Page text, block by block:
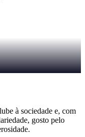
à sociedade e, com
gosto pelo